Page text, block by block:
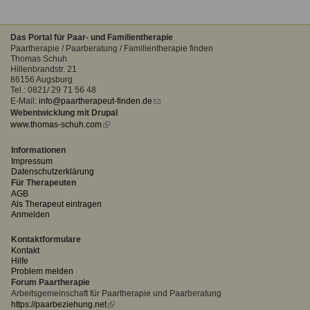
Das Portal für Paar- und Familientherapie
Paartherapie / Paarberatung / Familientherapie finden
Thomas Schuh
Hillenbrandstr. 21
86156 Augsburg
Tel.: 0821/ 29 71 56 48
E-Mail: info@paartherapeut-finden.de (link
Webentwicklung mit Drupal
www.thomas-schuh.com(link
Informationen
Impressum
Datenschutzerklärung
Für Therapeuten
AGB
Als Therapeut eintragen
Anmelden
Kontaktformulare
Kontakt
Hilfe
Problem melden
Forum Paartherapie
Arbeitsgemeinschaft für Paartherapie und Paarberatung
https://paarbeziehung.net(link